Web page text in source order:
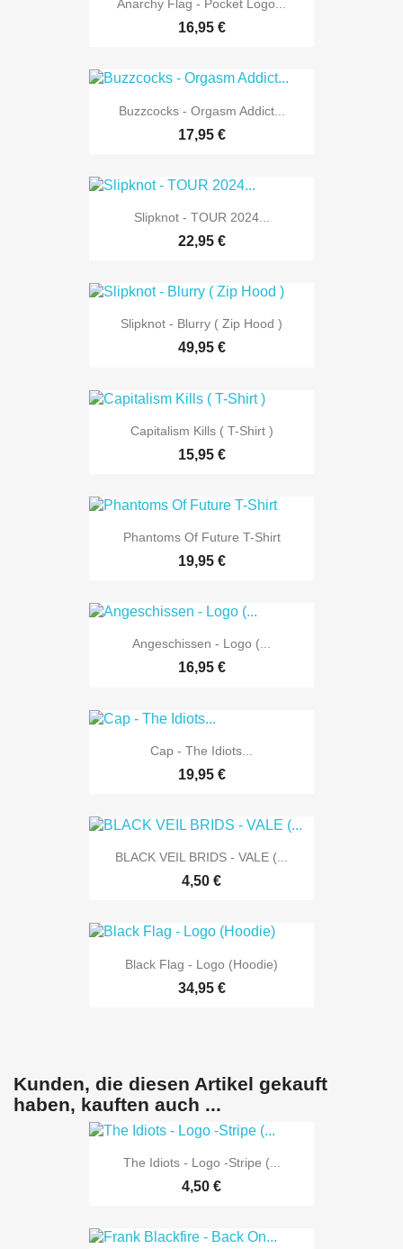
Anarchy Flag - Pocket Logo...
16,95 €
Buzzcocks - Orgasm Addict...
17,95 €
Slipknot - TOUR 2024...
22,95 €
Slipknot - Blurry ( Zip Hood )
49,95 €
Capitalism Kills ( T-Shirt )
15,95 €
Phantoms Of Future T-Shirt
19,95 €
Angeschissen - Logo (...
16,95 €
Cap - The Idiots...
19,95 €
BLACK VEIL BRIDS - VALE (...
4,50 €
Black Flag - Logo (Hoodie)
34,95 €
Kunden, die diesen Artikel gekauft
haben, kauften auch ...
The Idiots - Logo -Stripe (...
4,50 €